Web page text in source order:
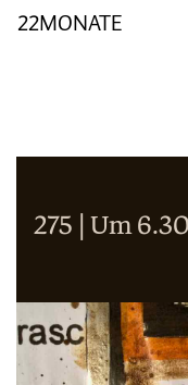
22MONATE
275 | Um